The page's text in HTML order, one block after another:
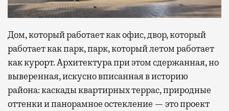
Дом, который работает как офис, двор, который
работает как парк, парк, который летом работает
как курорт. Архитектура при этом сдержанная, но
выверенная, искусно вписанная в историю
района: каскады квартирных террас, природные
оттенки и панорамное остекление — это проект